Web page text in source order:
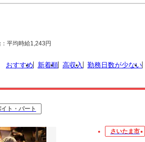
平均時給1,243円
おすすめ 新着順 高収入 勤務日数が少ない
ト・パート
さいたま市